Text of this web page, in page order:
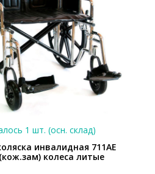
1 шт. (осн. склад)
инвалидная 711AE
колеса литые